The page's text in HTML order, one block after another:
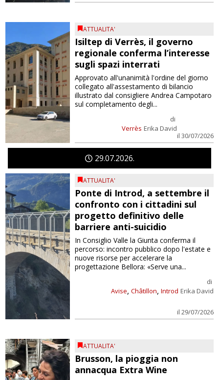
ATTUALITA'
Isiltep di Verrès, il governo
regionale conferma l’interesse
sugli spazi interrati
Verrès
di
Erika David
il 30/07/2026
Approvato all'unanimità l'ordine del giorno
collegato all'assestamento di bilancio
illustrato dal consigliere Andrea Campotaro
sul completamento degli...
2907 2026
ATTUALITA'
Ponte di Introd, a settembre il
confronto con i cittadini sul
progetto definitivo delle
barriere anti-suicidio
Avise, Châtillon, Introd
di
Erika David
il 29/07/2026
In Consiglio Valle la Giunta conferma il
percorso: incontro pubblico dopo l'estate e
nuove risorse per accelerare la
progettazione Bellora: «Serve una...
ATTUALITA'
Brusson, la pioggia non
annacqua Extra Wine